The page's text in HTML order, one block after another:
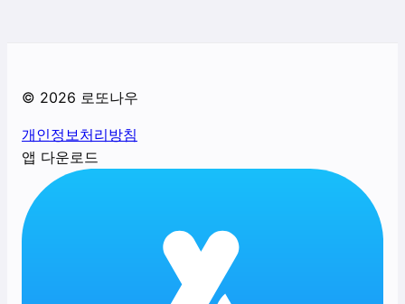
© 2026 로또나우
개인정보처리방침
앱 다운로드